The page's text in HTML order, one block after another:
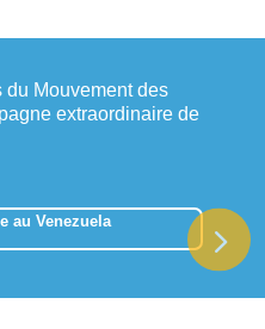
du Mouvement des
extraordinaire de
au Venezuela